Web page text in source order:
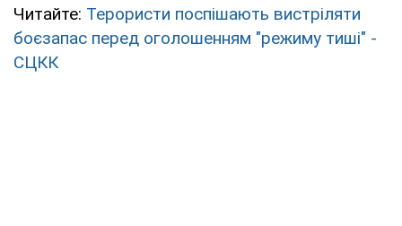
Читайте: Терористи поспішають вистріляти
боєзапас перед оголошенням "режиму тиші" -
СЦКК